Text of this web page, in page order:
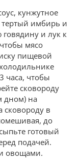
кунжутное
тертый имбирь и
и лук к
мясо
пищевой
часа, чтобы
сковороду
дном) на
сковороду в
до
готовый
подачей.
овощами.